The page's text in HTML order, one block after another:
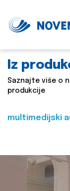
Iz
Saznajte više o
produkcije
multimedijski